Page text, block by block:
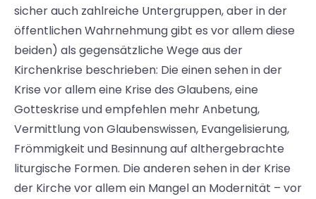
sicher auch zahlreiche Untergruppen, aber in der
öffentlichen Wahrnehmung gibt es vor allem diese
beiden) als gegensätzliche Wege aus der
Kirchenkrise beschrieben: Die einen sehen in der
Krise vor allem eine Krise des Glaubens, eine
Gotteskrise und empfehlen mehr Anbetung,
Vermittlung von Glaubenswissen, Evangelisierung,
Frömmigkeit und Besinnung auf althergebrachte
liturgische Formen. Die anderen sehen in der Krise
der Kirche vor allem ein Mangel an Modernität – vor